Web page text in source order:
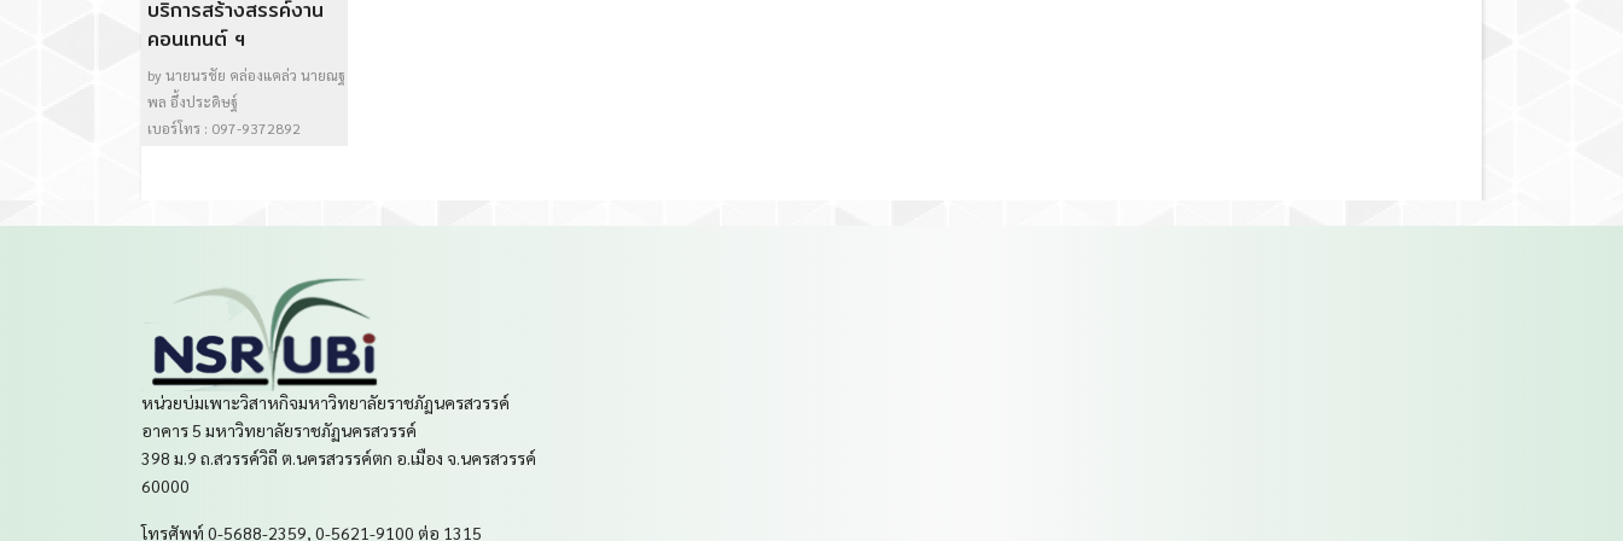
หน่วยบ่มเพาะวิสาหกิจมหาวิทยาลัยราชภัฏนครสวรรค์
อาคาร 5 มหาวิทยาลัยราชภัฏนครสวรรค์
398 ม.9 ถ.สวรรค์วิถี ต.นครสวรรค์ตก อ.เมือง จ.นครสวรรค์
60000
โทรศัพท์ 0-5688-2359, 0-5621-9100 ต่อ 1315